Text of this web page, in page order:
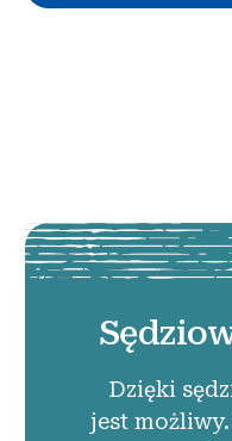
Dzięki
jest